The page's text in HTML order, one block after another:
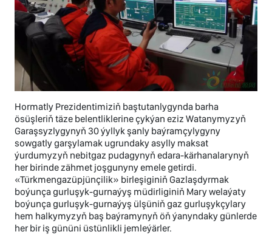
Hormatly Prezidentimiziň baştutanlygynda barha
ösüşleriň täze belentliklerine çykýan eziz Watanymyzyň
Garaşsyzlygynyň 30 ýyllyk şanly baýramçylygyny
sowgatly garşylamak ugrundaky asylly maksat
ýurdumyzyň nebitgaz pudagynyň edara-kärhanalarynyň
her birinde zähmet joşgunyny emele getirdi.
«Türkmengazüpjünçilik» birleşiginiň Gazlaşdyrmak
boýunça gurluşyk-gurnaýyş müdirliginiň Mary welaýaty
boýunça gurluşyk-gurnaýyş ülşüniň gaz gurluşykçylary
hem halkymyzyň baş baýramynyň öň ýanyndaky günlerde
her bir iş gününi üstünlikli jemleýärler.